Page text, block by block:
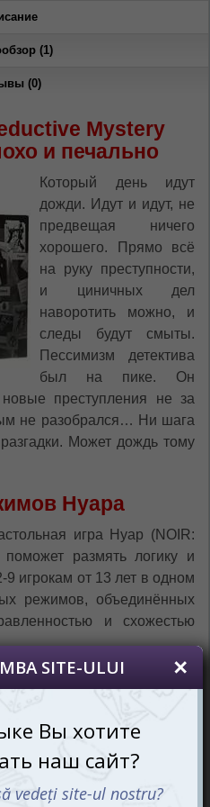
(1)
(0)
Mystery
и печально
Который день идут
дожди. Идут и идут, не
предвещая ничего
хорошего. Прямо всё
на руку преступности,
и циничных дел
наворотить можно, и
следы будут смыты.
Пессимизм детектива
был на пике. Он
преступления не за
не разобрался… Ни шага
Может дождь тому
Нуара
игра Нуар (NOIR:
размять логику и
игрокам от 13 лет в одном
режимов, объединённых
и схожестью
против инспектора»
бандита прежде, чем тот
игры «Вор-виртуоз против
далее
apoi vă
в
ului, puteți